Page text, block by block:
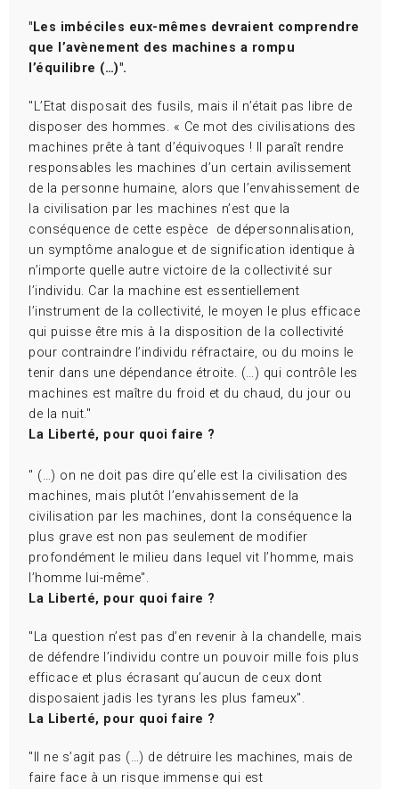
"Les imbéciles eux-mêmes devraient comprendre
que l’avènement des machines a rompu
l’équilibre (…)".
"L’Etat disposait des fusils, mais il n’était pas libre de
disposer des hommes. « Ce mot des civilisations des
machines prête à tant d’équivoques ! Il paraît rendre
responsables les machines d’un certain avilissement
de la personne humaine, alors que l’envahissement de
la civilisation par les machines n’est que la
conséquence de cette espèce de dépersonnalisation,
un symptôme analogue et de signification identique à
n’importe quelle autre victoire de la collectivité sur
l’individu. Car la machine est essentiellement
l’instrument de la collectivité, le moyen le plus efficace
qui puisse être mis à la disposition de la collectivité
pour contraindre l’individu réfractaire, ou du moins le
tenir dans une dépendance étroite. (…) qui contrôle les
machines est maître du froid et du chaud, du jour ou
de la nuit."
La Liberté, pour quoi faire ?
" (…) on ne doit pas dire qu’elle est la civilisation des
machines, mais plutôt l’envahissement de la
civilisation par les machines, dont la conséquence la
plus grave est non pas seulement de modifier
profondément le milieu dans lequel vit l’homme, mais
l’homme lui-même".
La Liberté, pour quoi faire ?
"La question n’est pas d’en revenir à la chandelle, mais
de défendre l’individu contre un pouvoir mille fois plus
efficace et plus écrasant qu’aucun de ceux dont
disposaient jadis les tyrans les plus fameux".
La Liberté, pour quoi faire ?
"Il ne s’agit pas (…) de détruire les machines, mais de
faire face à un risque immense qui est